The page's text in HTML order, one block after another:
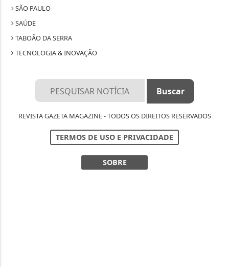
SÃO PAULO
SAÚDE
TABOÃO DA SERRA
TECNOLOGIA & INOVAÇÃO
REVISTA GAZETA MAGAZINE - TODOS OS DIREITOS RESERVADOS
TERMOS DE USO E PRIVACIDADE
SOBRE